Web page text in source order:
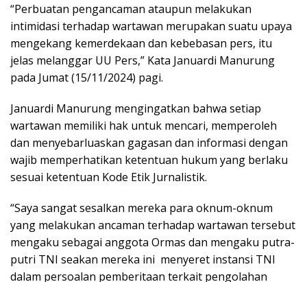
“Perbuatan pengancaman ataupun melakukan
intimidasi terhadap wartawan merupakan suatu upaya
mengekang kemerdekaan dan kebebasan pers, itu
jelas melanggar UU Pers,” Kata Januardi Manurung
pada Jumat (15/11/2024) pagi.
Januardi Manurung mengingatkan bahwa setiap
wartawan memiliki hak untuk mencari, memperoleh
dan menyebarluaskan gagasan dan informasi dengan
wajib memperhatikan ketentuan hukum yang berlaku
sesuai ketentuan Kode Etik Jurnalistik.
“Saya sangat sesalkan mereka para oknum-oknum
yang melakukan ancaman terhadap wartawan tersebut
mengaku sebagai anggota Ormas dan mengaku putra-
putri TNI seakan mereka ini menyeret instansi TNI
dalam persoalan pemberitaan terkait pengolahan